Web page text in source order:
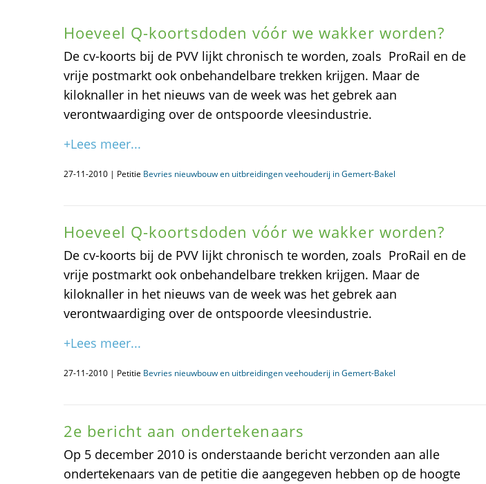
Hoeveel Q-koortsdoden vóór we wakker worden?
De cv-koorts bij de PVV lijkt chronisch te worden, zoals ProRail en de
vrije postmarkt ook onbehandelbare trekken krijgen. Maar de
kiloknaller in het nieuws van de week was het gebrek aan
verontwaardiging over de ontspoorde vleesindustrie.
+Lees meer...
27-11-2010 | Petitie Bevries nieuwbouw en uitbreidingen veehouderij in Gemert-Bakel
Hoeveel Q-koortsdoden vóór we wakker worden?
De cv-koorts bij de PVV lijkt chronisch te worden, zoals ProRail en de
vrije postmarkt ook onbehandelbare trekken krijgen. Maar de
kiloknaller in het nieuws van de week was het gebrek aan
verontwaardiging over de ontspoorde vleesindustrie.
+Lees meer...
27-11-2010 | Petitie Bevries nieuwbouw en uitbreidingen veehouderij in Gemert-Bakel
2e bericht aan ondertekenaars
Op 5 december 2010 is onderstaande bericht verzonden aan alle
ondertekenaars van de petitie die aangegeven hebben op de hoogte